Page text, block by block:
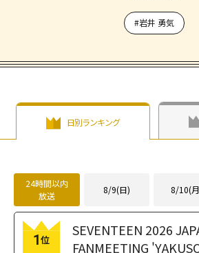
#岩井 勇気
日別ランキング
24時間以内
放送
8/9(日) 8/10(
1位
SEVENTEEN 2026
FANMEETING